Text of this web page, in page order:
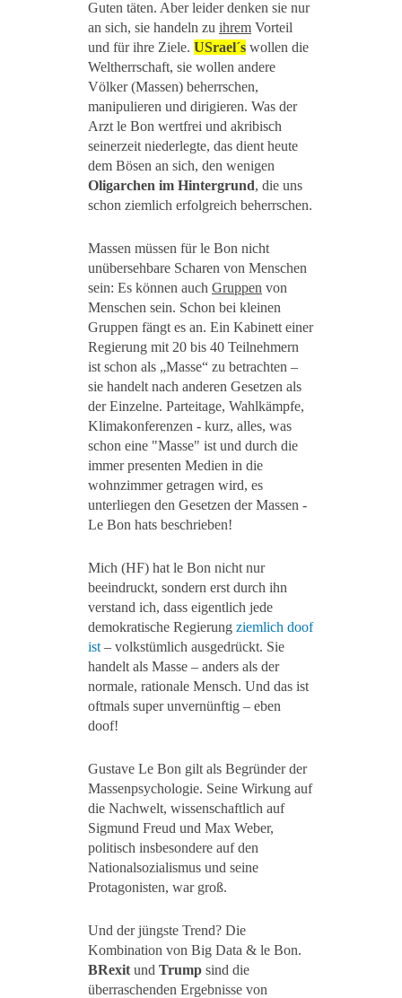
Guten täten. Aber leider denken sie nur
an sich, sie handeln zu ihrem Vorteil
und für ihre Ziele. USrael´s wollen die
Weltherrschaft, sie wollen andere
Völker (Massen) beherrschen,
manipulieren und dirigieren. Was der
Arzt le Bon wertfrei und akribisch
seinerzeit niederlegte, das dient heute
dem Bösen an sich, den wenigen
Oligarchen im Hintergrund, die uns
schon ziemlich erfolgreich beherrschen.
Massen müssen für le Bon nicht
unübersehbare Scharen von Menschen
sein: Es können auch Gruppen von
Menschen sein. Schon bei kleinen
Gruppen fängt es an. Ein Kabinett einer
Regierung mit 20 bis 40 Teilnehmern
ist schon als „Masse“ zu betrachten –
sie handelt nach anderen Gesetzen als
der Einzelne. Parteitage, Wahlkämpfe,
Klimakonferenzen - kurz, alles, was
schon eine "Masse" ist und durch die
immer presenten Medien in die
wohnzimmer getragen wird, es
unterliegen den Gesetzen der Massen -
Le Bon hats beschrieben!
Mich (HF) hat le Bon nicht nur
beeindruckt, sondern erst durch ihn
verstand ich, dass eigentlich jede
demokratische Regierung ziemlich doof
ist – volkstümlich ausgedrückt. Sie
handelt als Masse – anders als der
normale, rationale Mensch. Und das ist
oftmals super unvernünftig – eben
doof!
Gustave Le Bon gilt als Begründer der
Massenpsychologie. Seine Wirkung auf
die Nachwelt, wissenschaftlich auf
Sigmund Freud und Max Weber,
politisch insbesondere auf den
Nationalsozialismus und seine
Protagonisten, war groß.
Und der jüngste Trend? Die
Kombination von Big Data & le Bon.
BRexit und Trump sind die
überraschenden Ergebnisse von